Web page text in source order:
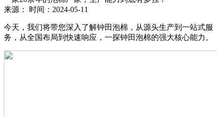
来源： 时间：2024-05-11
今天，我们将带您深入了解钟田泡棉，从源头生产到一站式服
务，从全国布局到快速响应，一探钟田泡棉的强大核心能力。